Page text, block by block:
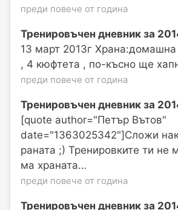
преди повече от година
Тренировъчен дневник за
13 март 2013г
, 4 кюфтета , по-късно ще
преди повече от година
Тренировъчен дневник за
[quote author="Петър Вътов"
date="1363025342"]Сложи
раната ;) Тренировките ти не
ма храната…
преди повече от година
Тренировъчен дневник за